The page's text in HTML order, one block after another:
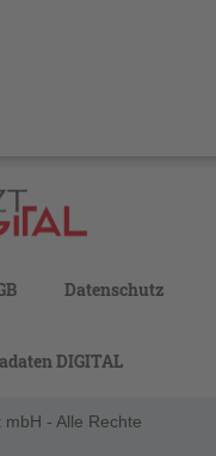
Datenschutz
DIGITAL
- Alle Rechte